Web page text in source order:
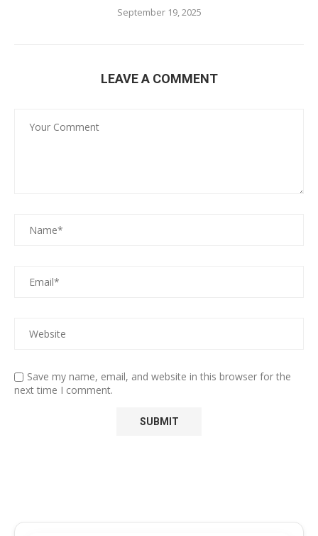
September 19, 2025
LEAVE A COMMENT
Save my name, email, and website in this browser for the
next time I comment.